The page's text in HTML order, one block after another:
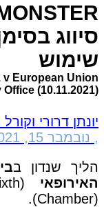
סיווג
שימוש
v European Union
(10.11.2021)
יונתן דרורי
, נובמבר 15, 2021
הליך שנדון ב
האירופאי
Chamber)).